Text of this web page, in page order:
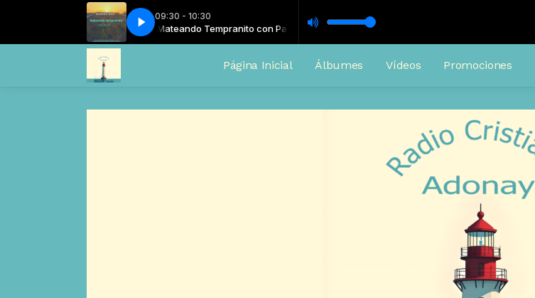
09:30 - 10:30
con Pastora Ana MaríaMateando Tempranito con Pastora Ana María
Página Inicial Álbumes Vídeos Promociones